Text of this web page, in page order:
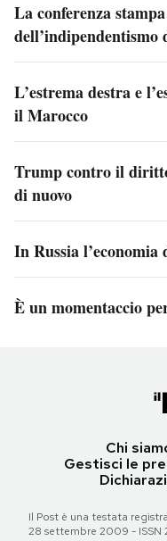
La conferenza
dell’indipendentismo
L’estrema destra e
il Marocco
Trump contro il
di nuovo
In Russia
È un momentaccio
Chi
Gestisci le
Il Post è una testata
28 settembre 2009 - ISSN